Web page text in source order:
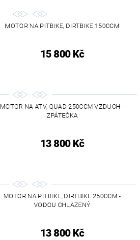
MOTOR NA PITBIKE, DIRTBIKE 150CCM
15 800 Kč
MOTOR NA ATV, QUAD 250CCM VZDUCH -
ZPÁTEČKA
13 800 Kč
MOTOR NA PITBIKE, DIRTBIKE 250CCM -
VODOU CHLAZENÝ
13 800 Kč